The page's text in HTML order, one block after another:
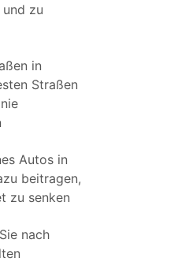
zu
in
Straßen
Autos in
beitragen,
zu senken
nach